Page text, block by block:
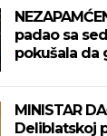
padao sa
pokušala da
MINISTAR
Deliblatskoj